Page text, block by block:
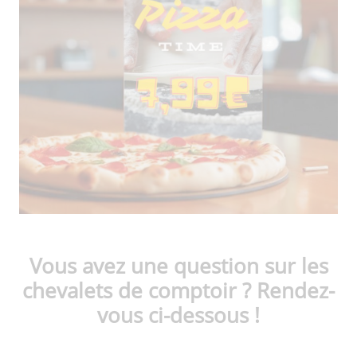
Vous avez une question sur les
chevalets de comptoir ? Rendez-
vous ci-dessous !